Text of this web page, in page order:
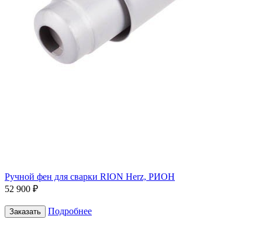
Ручной фен для сварки RION Herz, РИОН
52 900 ₽
Заказать Подробнее